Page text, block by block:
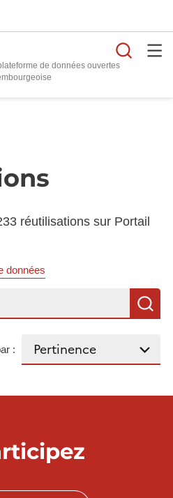
de données ouvertes
réutilisations sur Portail
données
: